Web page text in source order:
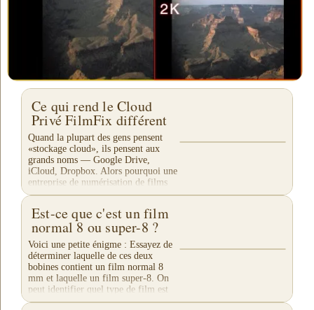
Prochainement dans la partie 4 -
Guide de post-production sur
quand faire l'upscale
l'écrivain : Nathaniel Courtens
Ce qui rend le Cloud
Privé FilmFix différent
Quand la plupart des gens pensent
«stockage cloud», ils pensent aux
grands noms — Google Drive,
iCloud, Dropbox. Alors pourquoi une
entreprise de numérisation de films
proposerait-elle son...
Est-ce que c'est un film
normal 8 ou super-8 ?
Voici une petite énigme : Essayez de
déterminer laquelle de ces deux
bobines contient un film normal 8
mm et laquelle un film super-8. On
peut identifier quel type de film est
enroulé sur...